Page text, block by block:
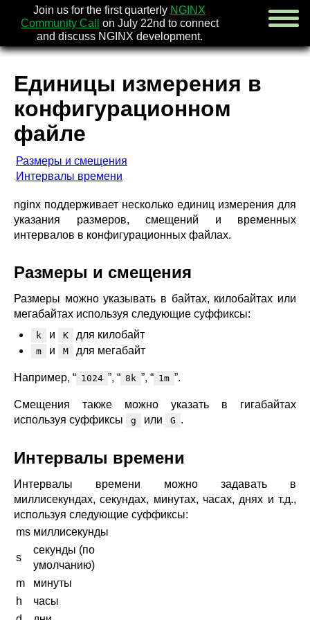
Join us for the first quarterly NGINX
Community Call
on July 22nd to connect
and discuss NGINX development.
русский
документация
faq
книги[en]
компания
x.com
blog
gateway fabric
Единицы измерения в
конфигурационном
файле
Размеры и смещения
Интервалы времени
nginx поддерживает несколько единиц измерения для
указания размеров, смещений и временных
интервалов в конфигурационных файлах.
Размеры и смещения
Размеры можно указывать в байтах, килобайтах или
мегабайтах используя следующие суффиксы:
k и K для килобайт
m и M для мегабайт
Например, “ 1024 ”, “ 8k ”, “ 1m ”.
Смещения также можно указать в гигабайтах
используя суффиксы
g или G .
Интервалы времени
Интервалы времени можно задавать в
миллисекундах, секундах, минутах, часах, днях и т.д.,
используя следующие суффиксы:
ms миллисекунды
s
секунды (по
умолчанию)
m
минуты
h
часы